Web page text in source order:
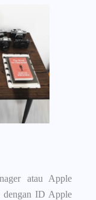
atau Apple
dengan ID Apple